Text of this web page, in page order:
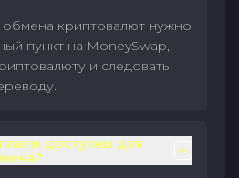
обмена криптовалют нужно
пункт на MoneySwap,
и следовать
доступны для